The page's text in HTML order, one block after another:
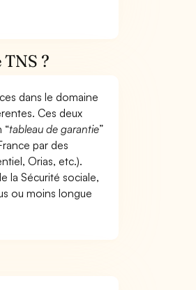
?
dans le domaine
Ces deux
“tableau de garantie”
par des
Orias, etc.).
la Sécurité sociale,
ou moins longue